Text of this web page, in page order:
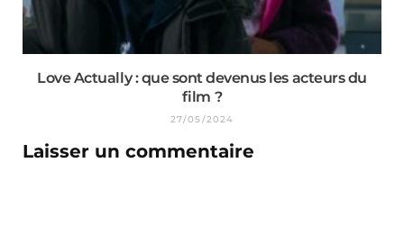
Love Actually : que sont devenus les acteurs du
film ?
27/05/2024
Laisser un commentaire